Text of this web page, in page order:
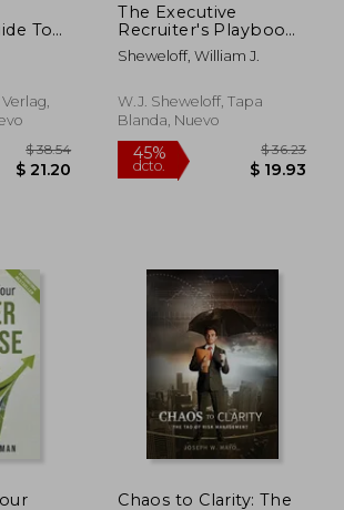
40%
To
-
(en
The Executive
Recruiter's Playbook:
Winning Strategies
for Finding
& Building a
Sustainable Executive
(en Inglés)
Sheweloff, William J.
W.J. Sheweloff, Tapa
Blanda, Nuevo
Chaos to Clarity: The